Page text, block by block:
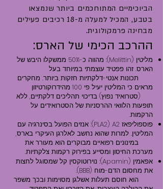
הביוכימיים המתוחכמים ביותר שנמצאו
בטבע, המכיל למעלה מ-18 רכיבים פעילים
מבחינה פרמקולוגית.
ההרכב הכימי של הארס:
מליטין (Melittin): מהווה כ-50% ממשקלו היבש של
הארס. זהו פפטיד עוצמתי במיוחד בעל
תכונות אנטי-דלקתיות חזקות ביותר. מחקרים
מראים כי המליטין יעיל פי 100 מהידרוקורטיזון
(סטרואיד נפוץ) בדיכוי תהליכים דלקתיים, ללא
תופעות הלוואי ההרסניות של הסטרואידים על
הרקמות.
פוספוליפאז A2 ‏(PLA2): אנזים הפועל בסינרגיה עם
המליטין. למרות שהוא נחשב לאלרגן העיקרי בארס,
במינונים רפואיים מבוקרים הוא מעורר את
מערכת החיסון ומסייע בפירוק רקמות צלקתיות.
אפאמין (Apamin): נוירוטוקסין קל שמסוגל לחצות
את מחסום הדם-מוח (BBB).
הוא חוסם תעלות אשלגן מסוימות ובכך משפר